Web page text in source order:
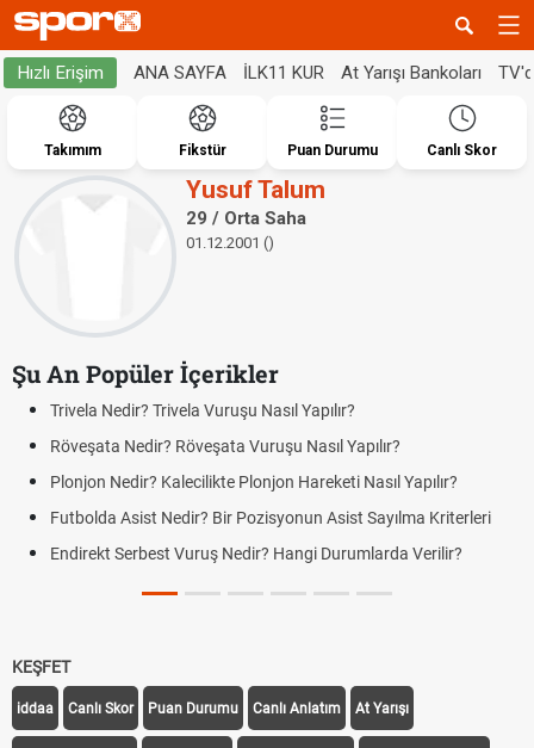
Hızlı Erişim ANA SAYFA İLK11 KUR At Yarışı Bankoları
Takımım Fikstür Puan Durumu Canlı Skor
Yusuf Talum
29 / Orta Saha
01.12.2001 ()
Şu An Popüler İçerikler
Trivela Nedir? Trivela Vuruşu Nasıl Yapılır?
Röveşata Nedir? Röveşata Vuruşu Nasıl Yapılır?
Plonjon Nedir? Kalecilikte Plonjon Hareketi Nasıl Yapılır?
Futbolda Asist Nedir? Bir Pozisyonun Asist Sayılma Kriterleri
Endirekt Serbest Vuruş Nedir? Hangi Durumlarda Verilir?
KEŞFET
iddaa Canlı Skor Puan Durumu Canlı Anlatım At Yarışı